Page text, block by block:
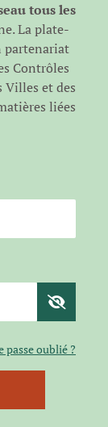
tous les
La plate-
partenariat
Contrôles
Villes et des
liées
passe oublié ?